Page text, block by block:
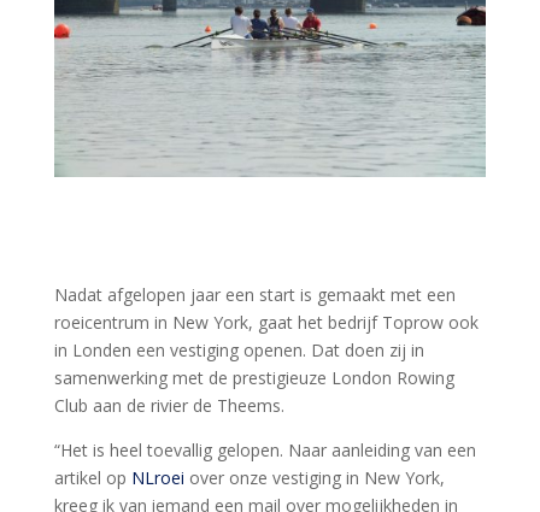
Nadat afgelopen jaar een start is gemaakt met een
roeicentrum in New York, gaat het bedrijf Toprow ook
in Londen een vestiging openen. Dat doen zij in
samenwerking met de prestigieuze London Rowing
Club aan de rivier de Theems.
“Het is heel toevallig gelopen. Naar aanleiding van een
artikel op NLroei over onze vestiging in New York,
kreeg ik van iemand een mail over mogelijkheden in